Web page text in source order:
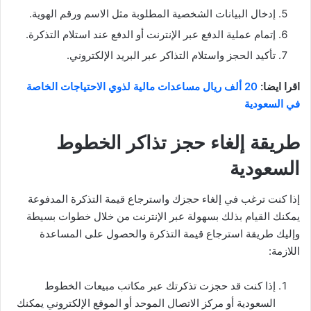
إدخال البيانات الشخصية المطلوبة مثل الاسم ورقم الهوية.
إتمام عملية الدفع عبر الإنترنت أو الدفع عند استلام التذكرة.
تأكيد الحجز واستلام التذاكر عبر البريد الإلكتروني.
اقرا ايضا:
20 ألف ريال مساعدات مالية لذوي الاحتياجات الخاصة
في السعودية
طريقة إلغاء حجز تذاكر الخطوط
السعودية
إذا كنت ترغب في إلغاء حجزك واسترجاع قيمة التذكرة المدفوعة
يمكنك القيام بذلك بسهولة عبر الإنترنت من خلال خطوات بسيطة
وإليك طريقة استرجاع قيمة التذكرة والحصول على المساعدة
اللازمة:
إذا كنت قد حجزت تذكرتك عبر مكاتب مبيعات الخطوط
السعودية أو مركز الاتصال الموحد أو الموقع الإلكتروني يمكنك